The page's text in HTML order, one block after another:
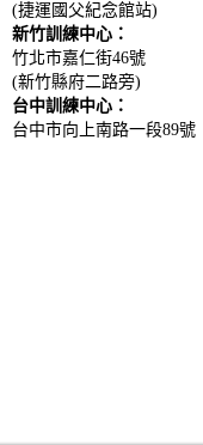
(捷運國父紀念館站)
新竹訓練中心：
竹北市嘉仁街46號
(新竹縣府二路旁)
台中訓練中心：
台中市向上南路一段89號